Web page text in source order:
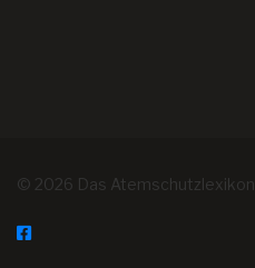
© 2026 Das Atemschutzlexikon